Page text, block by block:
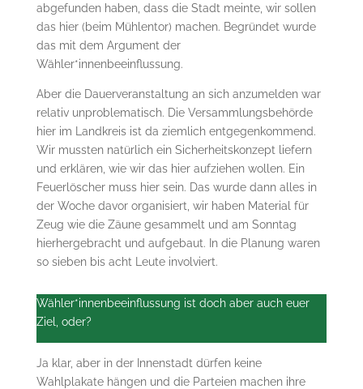
abgefunden haben, dass die Stadt meinte, wir sollen
das hier (beim Mühlentor) machen. Begründet wurde
das mit dem Argument der
Wähler*innenbeeinflussung.
Aber die Dauerveranstaltung an sich anzumelden war
relativ unproblematisch. Die Versammlungsbehörde
hier im Landkreis ist da ziemlich entgegenkommend.
Wir mussten natürlich ein Sicherheitskonzept liefern
und erklären, wie wir das hier aufziehen wollen. Ein
Feuerlöscher muss hier sein. Das wurde dann alles in
der Woche davor organisiert, wir haben Material für
Zeug wie die Zäune gesammelt und am Sonntag
hierhergebracht und aufgebaut. In die Planung waren
so sieben bis acht Leute involviert.
Wähler*innenbeeinflussung ist doch aber auch euer
Ziel, oder?
Ja klar, aber in der Innenstadt dürfen keine
Wahlplakate hängen und die Parteien machen ihre